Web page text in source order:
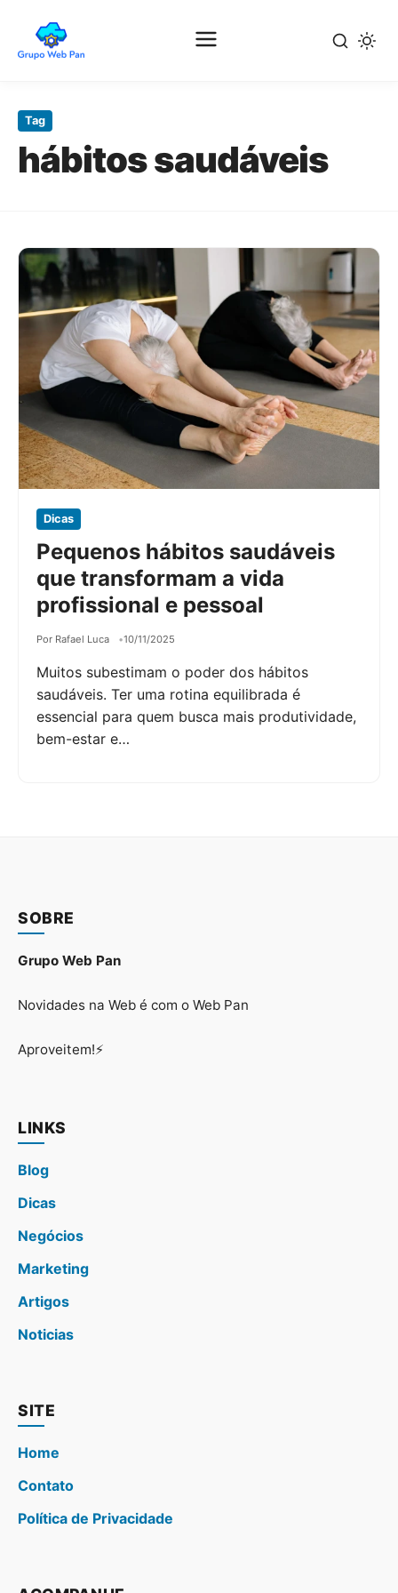
para
conteúdo
Tag
hábitos saudáveis
Dicas
Pequenos hábitos saudáveis
que transformam a vida
profissional e pessoal
Por Rafael Luca 10/11/2025
Muitos subestimam o poder dos hábitos
saudáveis. Ter uma rotina equilibrada é
essencial para quem busca mais produtividade,
bem-estar e…
SOBRE
Grupo Web Pan
Novidades na Web é com o Web Pan
Aproveitem!⚡
LINKS
Blog
Dicas
Negócios
Marketing
Artigos
Noticias
SITE
Home
Contato
Política de Privacidade